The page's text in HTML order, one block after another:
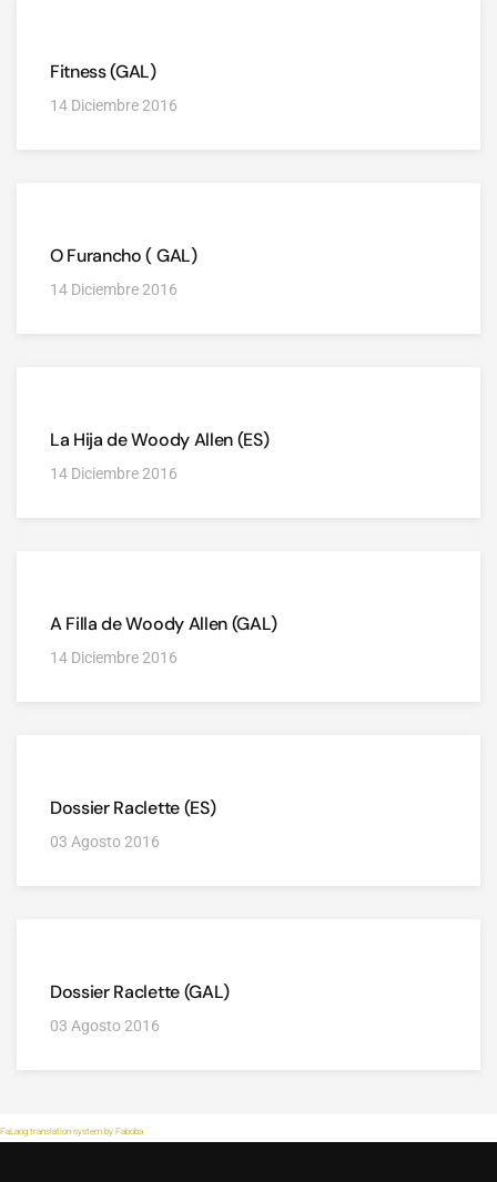
Fitness (GAL)
14 Diciembre 2016
O Furancho ( GAL)
14 Diciembre 2016
La Hija de Woody Allen (ES)
14 Diciembre 2016
A Filla de Woody Allen (GAL)
14 Diciembre 2016
Dossier Raclette (ES)
03 Agosto 2016
Dossier Raclette (GAL)
03 Agosto 2016
FaLang translation system by Faboba